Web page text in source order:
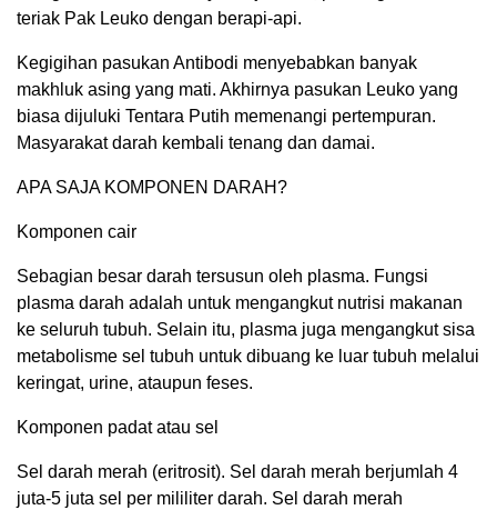
teriak Pak Leuko dengan berapi-api.
Kegigihan pasukan Antibodi menyebabkan banyak
makhluk asing yang mati. Akhirnya pasukan Leuko yang
biasa dijuluki Tentara Putih memenangi pertempuran.
Masyarakat darah kembali tenang dan damai.
APA SAJA KOMPONEN DARAH?
Komponen cair
Sebagian besar darah tersusun oleh plasma. Fungsi
plasma darah adalah untuk mengangkut nutrisi makanan
ke seluruh tubuh. Selain itu, plasma juga mengangkut sisa
metabolisme sel tubuh untuk dibuang ke luar tubuh melalui
keringat, urine, ataupun feses.
Komponen padat atau sel
Sel darah merah (eritrosit). Sel darah merah berjumlah 4
juta-5 juta sel per mililiter darah. Sel darah merah